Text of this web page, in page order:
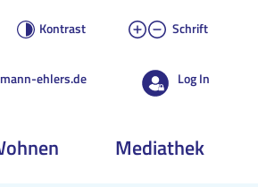
Kontrast Schrift
ehlers.de Log In
Mediathek